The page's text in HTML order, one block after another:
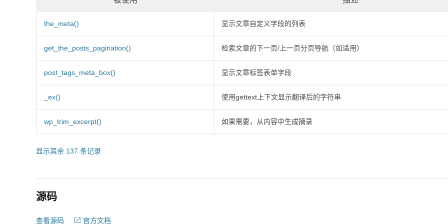
the_meta() 显示文章自定义字段的列表
get_the_posts_pagination() 检索文章的下一页/上一页分页导航（如适用）
post_tags_meta_box() 显示文章标签表单字段
_ex() 使用gettext上下文显示翻译后的字符串
wp_trim_excerpt() 如果需要，从内容中生成摘录
显示其余 137 条记录
源码
查看源码 官方文档